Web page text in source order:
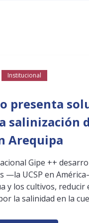
Institucional
presenta
salinización
Arequipa
Gipe ++
—la UCSP en
y los cultivos,
la salinidad en la